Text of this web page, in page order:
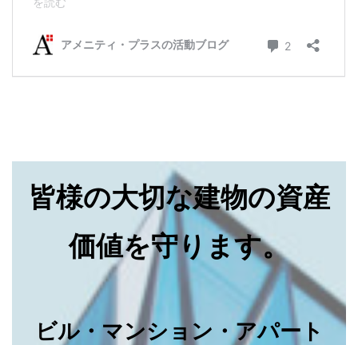
皆様の大切な建物の資産
価値を守ります。
ビル・マンション・アパート